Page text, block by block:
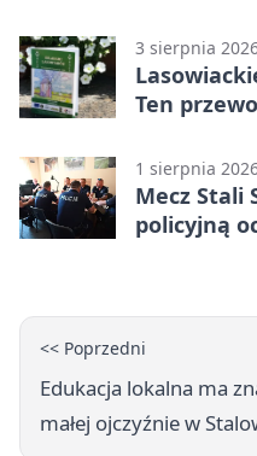
3 sierpnia
Ten
1 sierpnia
Mecz Stali
policyjną
<< Poprzedni
Edukacja lokalna ma
małej ojczyźnie w